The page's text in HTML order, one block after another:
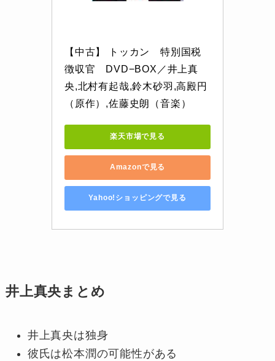
【中古】 トッカン　特別国税
徴収官　DVD−BOX／井上真
央,北村有起哉,鈴木砂羽,高殿円
（原作）,佐藤史朗（音楽）
楽天市場で見る
Amazonで見る
Yahoo!ショッピングで見る
井上真央まとめ
井上真央は独身
彼氏は松本潤の可能性がある